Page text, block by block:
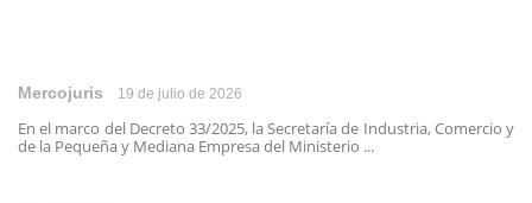
Mercojuris 19 de julio de 2026
En el marco del Decreto 33/2025, la Secretaría de Industria, Comercio y
de la Pequeña y Mediana Empresa del Ministerio ...